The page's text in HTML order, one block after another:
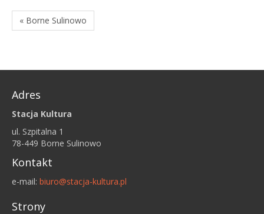
« Borne Sulinowo
Adres
Stacja Kultura
ul. Szpitalna 1
78-449 Borne Sulinowo
Kontakt
e-mail: biuro@stacja-kultura.pl
Strony